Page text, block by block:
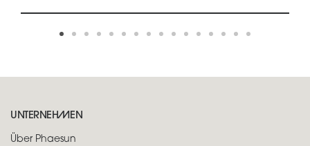
UNTERNEHMEN
Über Phaesun